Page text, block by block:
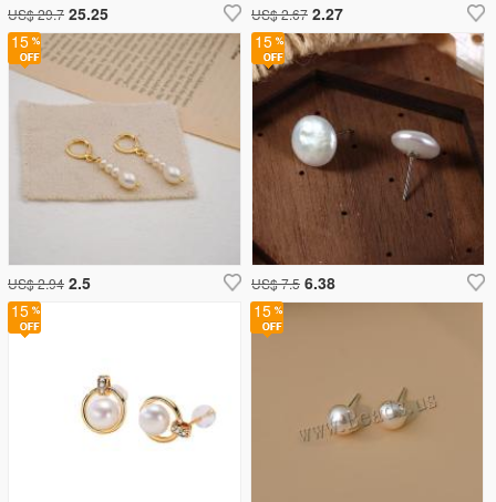
US$ 2.67 2.27
15
US$ 2.94 2.5
15
US$ 7.5 6.38
US$ 29.7 25.25
15 15